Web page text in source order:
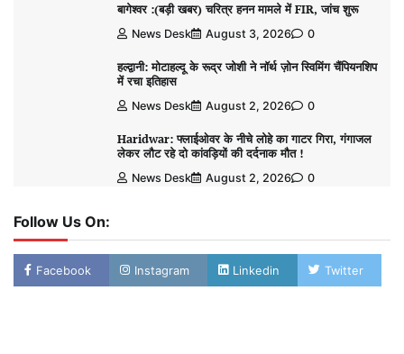
बागेश्वर :(बड़ी खबर) चरित्र हनन मामले में FIR, जांच शुरू
News Desk August 3, 2026 0
हल्द्वानी: मोटाहल्दू के रूद्र जोशी ने नॉर्थ ज़ोन स्विमिंग चैंपियनशिप
में रचा इतिहास
News Desk August 2, 2026 0
Haridwar: फ्लाईओवर के नीचे लोहे का गाटर गिरा, गंगाजल
लेकर लौट रहे दो कांवड़ियों की दर्दनाक मौत !
News Desk August 2, 2026 0
Follow Us On:
Facebook Instagram Linkedin Twitter